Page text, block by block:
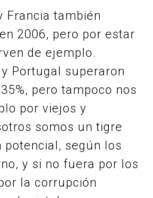
Francia también
2006, pero por estar
de ejemplo.
Portugal superaron
pero tampoco nos
por viejos y
somos un tigre
potencial, según los
y si no fuera por los
la corrupción